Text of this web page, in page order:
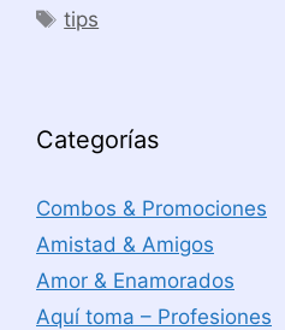
Etiquetas
tips
Categorías
Combos & Promociones
Amistad & Amigos
Amor & Enamorados
Aquí toma – Profesiones